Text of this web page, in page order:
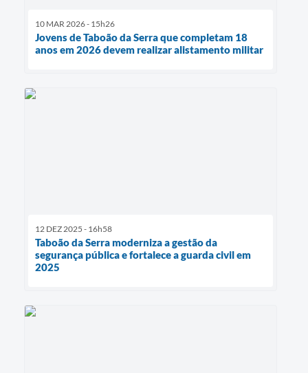
10 MAR 2026 - 15h26
Jovens de Taboão da Serra que completam 18
anos em 2026 devem realizar alistamento militar
12 DEZ 2025 - 16h58
Taboão da Serra moderniza a gestão da
segurança pública e fortalece a guarda civil em
2025